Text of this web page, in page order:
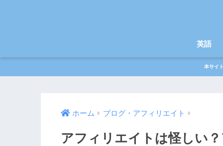
英語
本サイ
ホーム ブログ・アフィリエイト
アフィリエイトは怪しい